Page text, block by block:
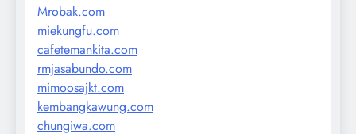
Mrobak.com
miekungfu.com
cafetemankita.com
rmjasabundo.com
mimoosajkt.com
kembangkawung.com
chungiwa.com